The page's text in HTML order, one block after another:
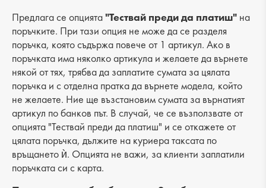
Категория: боти
Лицев материал: текстил
Хастар: топъл
Ходило/Подметка: платформа
Вид стелка: текстилна
Височина на тока: -
Височина подметка: 5 cm
Предлага се опцията"Тествай преди да платиш" на
поръчките. При тази опция не може да се разделя
поръчка, която съдържа повече от 1 артикул. Ако в
поръчката има няколко артикула и желаете да върнете
някой от тях, трябва да заплатите сумата за цялата
поръчка и с отделна пратка да върнете модела, който
не желаете. Ние ще възстановим сумата за върнатият
артикул по банков път. В случай, че се възползвате от
опцията "Тествай преди да платиш" и се откажете от
цялата поръчка, дължите на куриера таксата по
връщането ѝ. Опцията не важи, за клиенти заплатили
поръчката си с карта.